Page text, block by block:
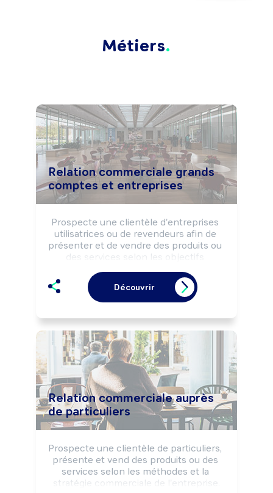
Métiers
Relation commerciale grands
comptes et entreprises
Prospecte une clientèle d'entreprises
utilisatrices ou de revendeurs afin de
présenter et de vendre des produits ou
des services selon les objectifs
Réalise le suivi commercial de la
clientèle (opérations de fidélisation,
enquêtes de satisfaction, ...).
de vente.
Découvrir
Relation commerciale auprès
de particuliers
Prospecte une clientèle de particuliers,
présente et vend des produits ou des
services selon les méthodes et la
stratégie commerciale de l'entreprise.